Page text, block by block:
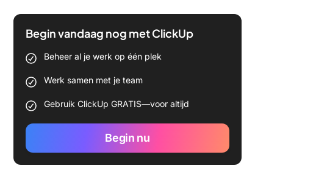
Begin vandaag nog met ClickUp
Beheer al je werk op één plek
Werk samen met je team
Gebruik ClickUp GRATIS—voor altijd
Begin nu